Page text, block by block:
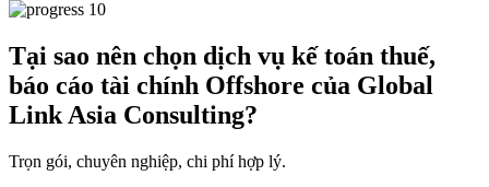
Tại sao nên chọn dịch vụ kế toán thuế,
báo cáo tài chính Offshore của Global
Link Asia Consulting?
Trọn gói, chuyên nghiệp, chi phí hợp lý.